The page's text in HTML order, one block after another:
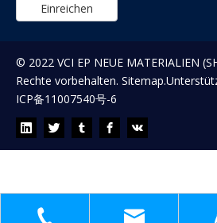
Einreichen
© 2022 VCI EP NEUE MATERIALIEN
Rechte vorbehalten. Sitemap
ICP备11007540号-6